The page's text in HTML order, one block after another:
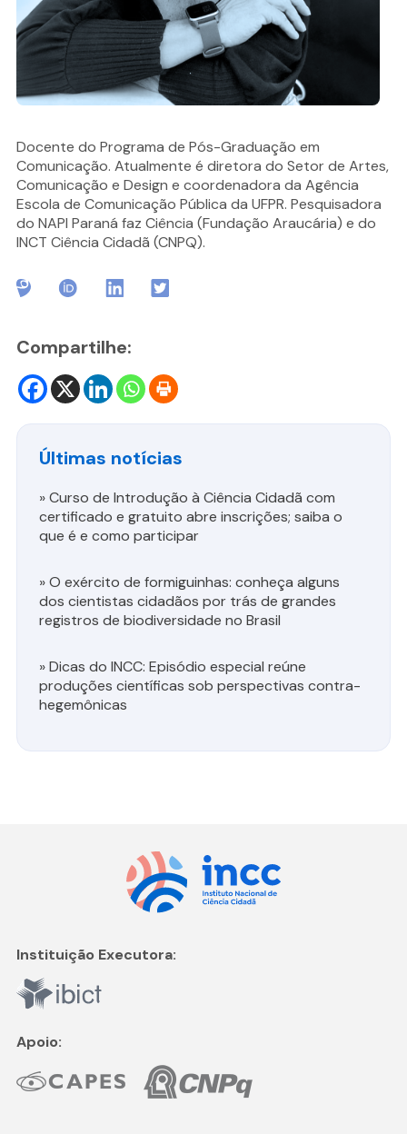
Docente do Programa de Pós-Graduação em
Comunicação. Atualmente é diretora do Setor de Artes,
Comunicação e Design e coordenadora da Agência
Escola de Comunicação Pública da UFPR. Pesquisadora
do NAPI Paraná faz Ciência (Fundação Araucária) e do
INCT Ciência Cidadã (CNPQ).
Compartilhe:
Últimas notícias
»Curso de Introdução à Ciência Cidadã com
certificado e gratuito abre inscrições; saiba o
que é e como participar
»O exército de formiguinhas: conheça alguns
dos cientistas cidadãos por trás de grandes
registros de biodiversidade no Brasil
»Dicas do INCC: Episódio especial reúne
produções científicas sob perspectivas contra-
hegemônicas
Instituição Executora:
Apoio: